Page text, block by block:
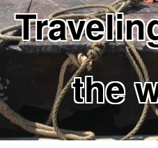
the